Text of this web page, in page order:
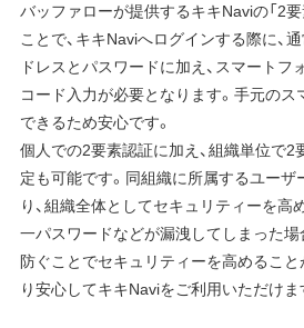
バッファローが提供するキキNaviの「2
ことで、キキNaviへログインする際に、
ドレスとパスワードに加え、スマート
コード入力が必要となります。手元のス
できるため安心です。
個人での2要素認証に加え、組織単位で
定も可能です。同組織に所属するユー
り、組織全体としてセキュリティーを高
一パスワードなどが漏洩してしまった場
防ぐことでセキュリティーを高めること
り安心してキキNaviをご利用いただけま